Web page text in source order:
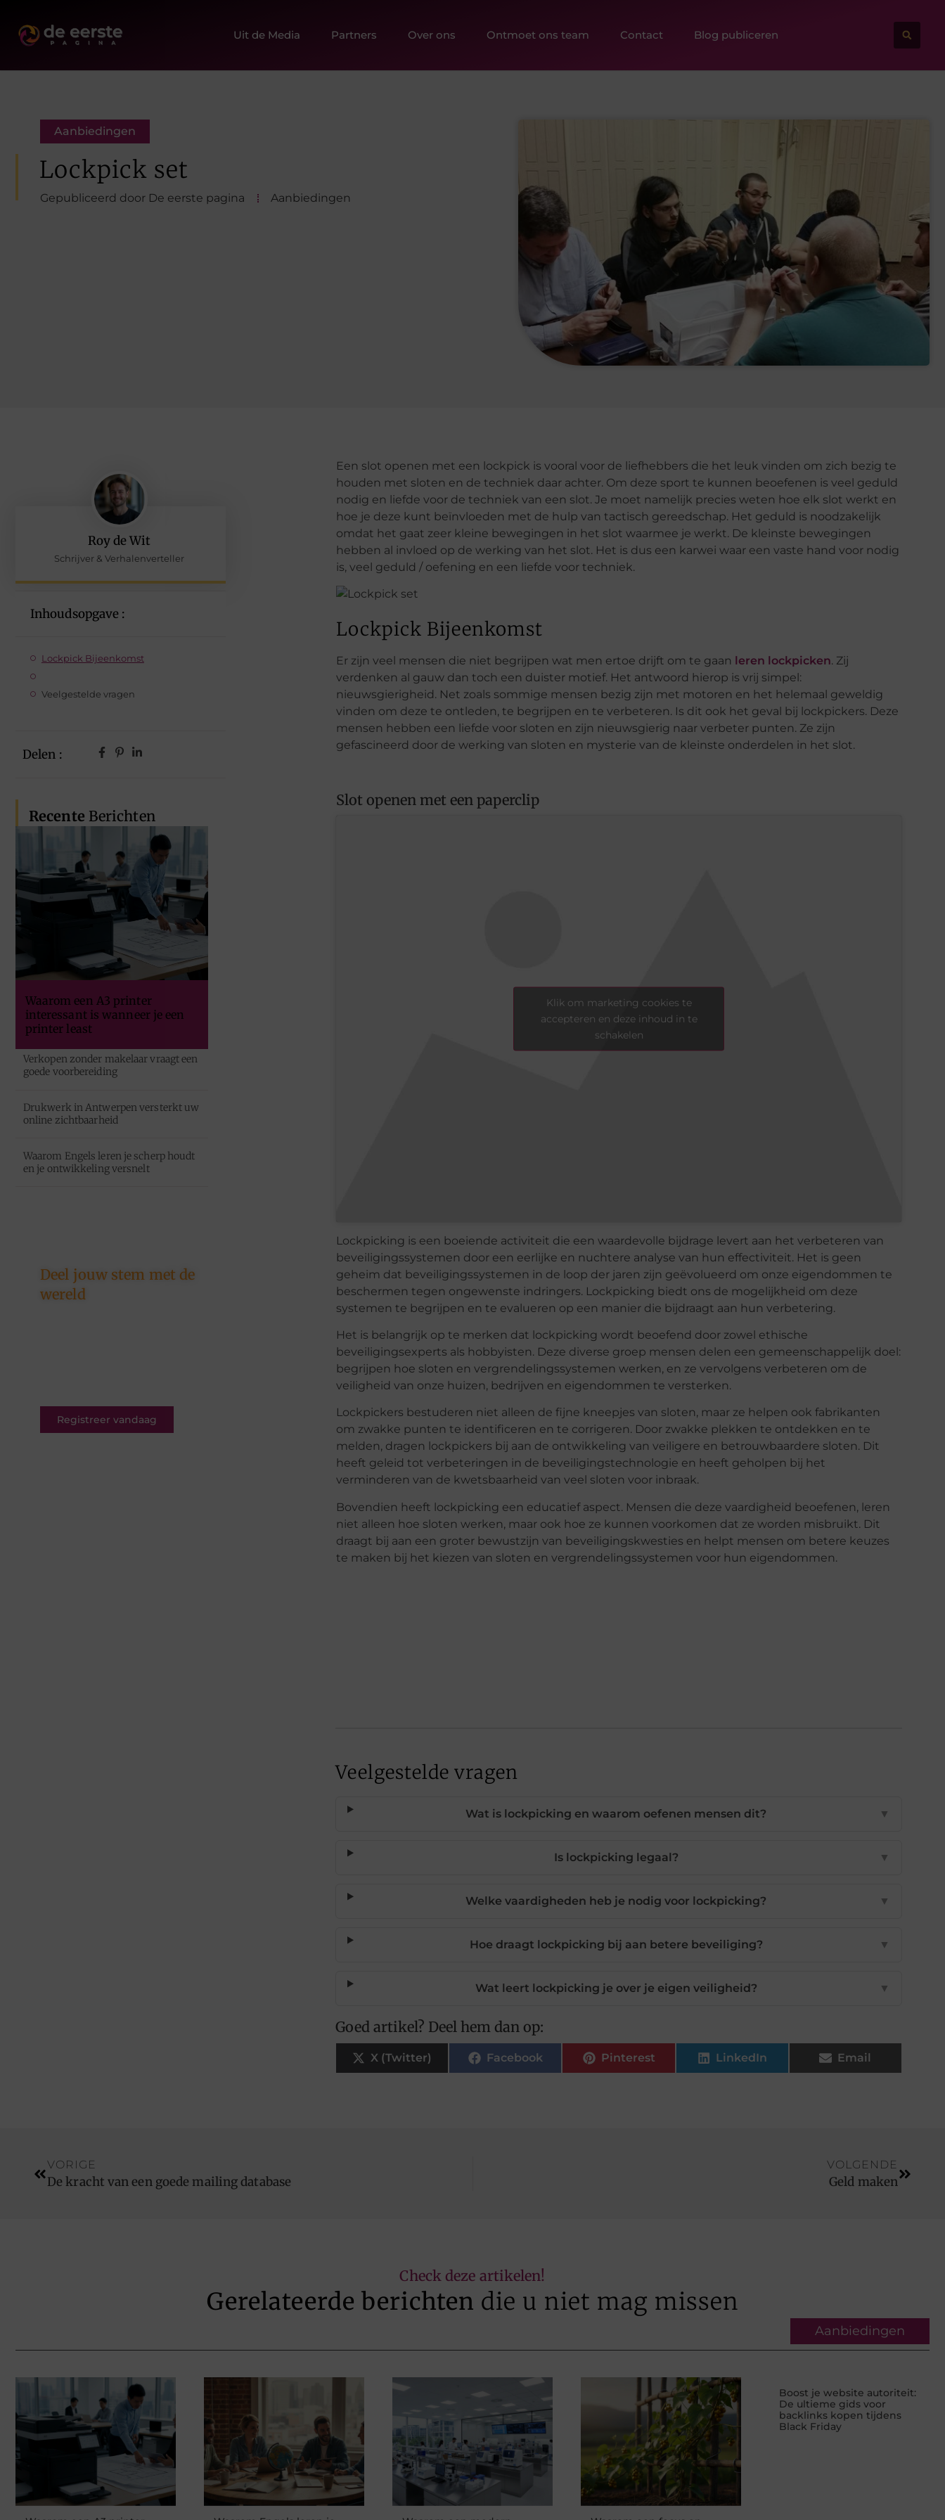
Uit de Media Partners Over ons Ontmoet ons team Contact Blog publiceren
Aanbiedingen
Lockpick set
Gepubliceerd door De eerste pagina Aanbiedingen
Roy de Wit
Schrijver & Verhalenverteller
Inhoudsopgave :
Lockpick Bijeenkomst
Veelgestelde vragen
Delen :
Recente Berichten
Waarom een A3 printer
interessant is wanneer je een
printer least
Verkopen zonder makelaar vraagt een
goede voorbereiding
Drukwerk in Antwerpen versterkt uw
online zichtbaarheid
Waarom Engels leren je scherp houdt
en je ontwikkeling versnelt
Deel jouw stem met de
wereld
Registreer vandaag
Een slot openen met een lockpick is vooral voor de liefhebbers die het leuk vinden om zich bezig te
houden met sloten en de techniek daar achter. Om deze sport te kunnen beoefenen is veel geduld
nodig en liefde voor de techniek van een slot. Je moet namelijk precies weten hoe elk slot werkt en
hoe je deze kunt beïnvloeden met de hulp van tactisch gereedschap. Het geduld is noodzakelijk
omdat het gaat zeer kleine bewegingen in het slot waarmee je werkt. De kleinste bewegingen
hebben al invloed op de werking van het slot. Het is dus een karwei waar een vaste hand voor nodig
is, veel geduld / oefening en een liefde voor techniek.
Lockpick Bijeenkomst
Er zijn veel mensen die niet begrijpen wat men ertoe drijft om te gaan leren lockpicken. Zij
verdenken al gauw dan toch een duister motief. Het antwoord hierop is vrij simpel:
nieuwsgierigheid. Net zoals sommige mensen bezig zijn met motoren en het helemaal geweldig
vinden om deze te ontleden, te begrijpen en te verbeteren. Is dit ook het geval bij lockpickers. Deze
mensen hebben een liefde voor sloten en zijn nieuwsgierig naar verbeter punten. Ze zijn
gefascineerd door de werking van sloten en mysterie van de kleinste onderdelen in het slot.
Slot openen met een paperclip
Klik om marketing cookies te
accepteren en deze inhoud in te
schakelen
Lockpicking is een boeiende activiteit die een waardevolle bijdrage levert aan het verbeteren van
beveiligingssystemen door een eerlijke en nuchtere analyse van hun effectiviteit. Het is geen
geheim dat beveiligingssystemen in de loop der jaren zijn geëvolueerd om onze eigendommen te
beschermen tegen ongewenste indringers. Lockpicking biedt ons de mogelijkheid om deze
systemen te begrijpen en te evalueren op een manier die bijdraagt aan hun verbetering.
Het is belangrijk op te merken dat lockpicking wordt beoefend door zowel ethische
beveiligingsexperts als hobbyisten. Deze diverse groep mensen delen een gemeenschappelijk doel:
begrijpen hoe sloten en vergrendelingssystemen werken, en ze vervolgens verbeteren om de
veiligheid van onze huizen, bedrijven en eigendommen te versterken.
Lockpickers bestuderen niet alleen de fijne kneepjes van sloten, maar ze helpen ook fabrikanten
om zwakke punten te identificeren en te corrigeren. Door zwakke plekken te ontdekken en te
melden, dragen lockpickers bij aan de ontwikkeling van veiligere en betrouwbaardere sloten. Dit
heeft geleid tot verbeteringen in de beveiligingstechnologie en heeft geholpen bij het
verminderen van de kwetsbaarheid van veel sloten voor inbraak.
Bovendien heeft lockpicking een educatief aspect. Mensen die deze vaardigheid beoefenen, leren
niet alleen hoe sloten werken, maar ook hoe ze kunnen voorkomen dat ze worden misbruikt. Dit
draagt bij aan een groter bewustzijn van beveiligingskwesties en helpt mensen om betere keuzes
te maken bij het kiezen van sloten en vergrendelingssystemen voor hun eigendommen.
Veelgestelde vragen
Wat is lockpicking en waarom oefenen mensen dit? ▼
Is lockpicking legaal? ▼
Welke vaardigheden heb je nodig voor lockpicking? ▼
Hoe draagt lockpicking bij aan betere beveiliging? ▼
Wat leert lockpicking je over je eigen veiligheid? ▼
Goed artikel? Deel hem dan op:
X (Twitter) Facebook Pinterest LinkedIn Email
VORIGE
De kracht van een goede mailing database
VOLGENDE
Geld maken
Check deze artikelen!
Gerelateerde berichten die u niet mag missen
Aanbiedingen
Boost je website autoriteit:
De ultieme gids voor
backlinks kopen tijdens
Black Friday